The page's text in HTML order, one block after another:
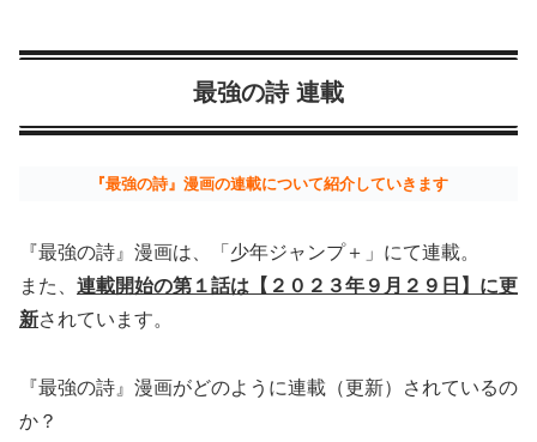
最強の詩 連載
『最強の詩』漫画の連載について紹介していきます
『最強の詩』漫画は、「少年ジャンプ＋」にて連載。
また、 連載開始の第１話は【２０２３年９月２９日】に更
新されています。
『最強の詩』漫画がどのように連載（更新）されているの
か？